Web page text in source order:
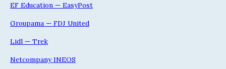
EF Education — EasyPost
Groupama — FDJ United
Lidl — Trek
Netcompany INEOS